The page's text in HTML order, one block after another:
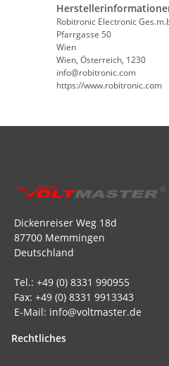
Robitronic Electronic
Pfarrgasse 50
Wien
Wien, Österreich, 1230
info@robitronic.com
https://www.robitronic.com
Dickenreiser Weg 18d
87700 Memmingen
Deutschland
Tel.: +49 (0) 8331 990955
Fax: +49 (0) 8331 9913343
E-Mail: info@voltmaster.de
Rechtliches